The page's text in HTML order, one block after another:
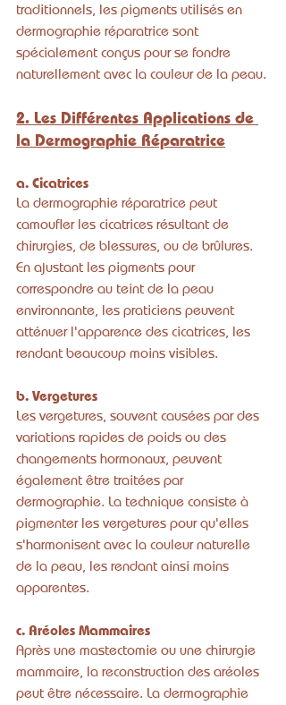
traditionnels, les pigments utilisés en
dermographie réparatrice sont
spécialement conçus pour se fondre
naturellement avec la couleur de la peau.
2. Les Différentes Applications de
la Dermographie Réparatrice
a. Cicatrices
La dermographie réparatrice peut
camoufler les cicatrices résultant de
chirurgies, de blessures, ou de brûlures.
En ajustant les pigments pour
correspondre au teint de la peau
environnante, les praticiens peuvent
atténuer l'apparence des cicatrices, les
rendant beaucoup moins visibles.
b. Vergetures
Les vergetures, souvent causées par des
variations rapides de poids ou des
changements hormonaux, peuvent
également être traitées par
dermographie. La technique consiste à
pigmenter les vergetures pour qu'elles
s'harmonisent avec la couleur naturelle
de la peau, les rendant ainsi moins
apparentes.
c. Aréoles Mammaires
Après une mastectomie ou une chirurgie
mammaire, la reconstruction des aréoles
peut être nécessaire. La dermographie